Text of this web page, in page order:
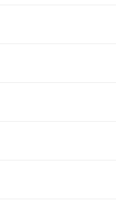
Mail.
zu.